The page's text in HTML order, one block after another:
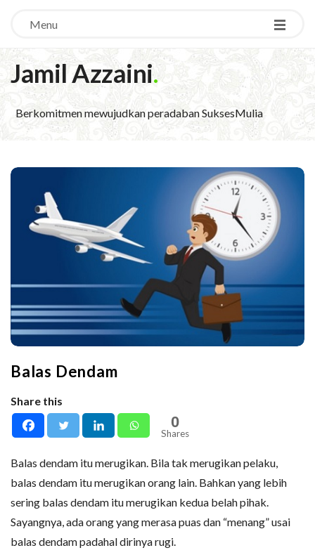
Menu
Jamil Azzaini.
Berkomitmen mewujudkan peradaban SuksesMulia
Balas Dendam
Share this
0
Shares
Balas dendam itu merugikan. Bila tak merugikan pelaku,
balas dendam itu merugikan orang lain. Bahkan yang lebih
sering balas dendam itu merugikan kedua belah pihak.
Sayangnya, ada orang yang merasa puas dan “menang” usai
balas dendam padahal dirinya rugi.